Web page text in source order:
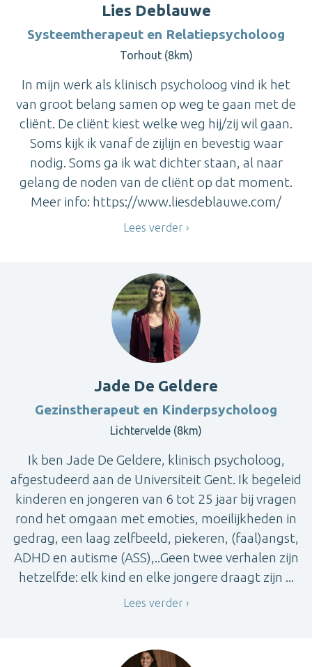
Lies Deblauwe
Systeemtherapeut en Relatiepsycholoog
Torhout (8km)
In mijn werk als klinisch psycholoog vind ik het
van groot belang samen op weg te gaan met de
cliënt. De cliënt kiest welke weg hij/zij wil gaan.
Soms kijk ik vanaf de zijlijn en bevestig waar
nodig. Soms ga ik wat dichter staan, al naar
gelang de noden van de cliënt op dat moment.
Meer info: https://www.liesdeblauwe.com/
Lees verder
Jade De Geldere
Gezinstherapeut en Kinderpsycholoog
Lichtervelde (8km)
Ik ben Jade De Geldere, klinisch psycholoog,
afgestudeerd aan de Universiteit Gent. Ik begeleid
kinderen en jongeren van 6 tot 25 jaar bij vragen
rond het omgaan met emoties, moeilijkheden in
gedrag, een laag zelfbeeld, piekeren, (faal)angst,
ADHD en autisme (ASS),..Geen twee verhalen zijn
hetzelfde: elk kind en elke jongere draagt zijn ...
Lees verder